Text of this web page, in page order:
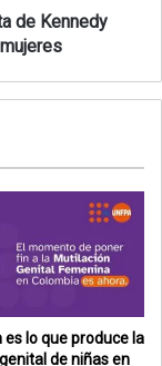
de Kennedy
es lo que produce la
de niñas en